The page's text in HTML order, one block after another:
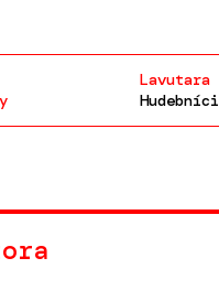
Lavutara
Hudebníci